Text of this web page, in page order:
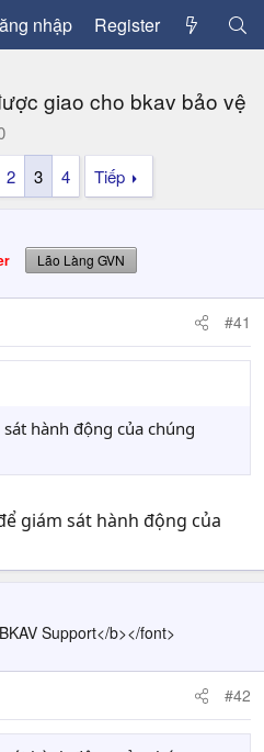
nhập Register
giao cho bkav bảo vệ
2 3 4 Tiếp
Lão Làng GVN
#41
hành động của chúng
giám sát hành động của
Support</b></font>
#42